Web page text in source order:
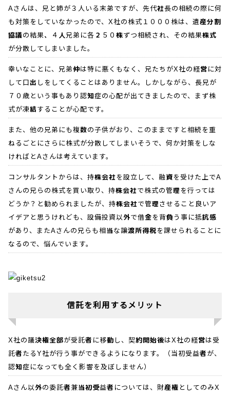
Aさんは、兄と姉が３人いる末弟ですが、先代社長の相続の際に何
も対策をしていなかったので、X社の株式１０００株は、遺産分割
協議の結果、４人兄弟に各２５０株ずつ相続され、その結果株式
が分散してしまいました。
幸いなことに、兄弟仲は特に悪くもなく、兄たちがX社の経営に対
して口出しをしてくることはありません。しかしながら、長兄が
７０歳という事もあり認知症の心配が出てきましたので、まず株
式が凍結することが心配です。
また、他の兄弟にも複数の子供がおり、このままですと相続を重
ねるごとにさらに株式が分散してしまいそうで、何か対策をしな
ければとAさんは考えています。
コンサルタントからは、持株会社を設立して、融資を受けた上でA
さんの兄らの株式を買い取り、持株会社で株式の管理を行っては
どうか？と勧められましたが、持株会社で管理させること良いア
イデアと思うけれども、設備投資以外で借金を背負う事に抵抗感
があり、またAさんの兄らも相当な譲渡所得税を課せられることに
なるので、悩んでいます。
信託を利用するメリット
X社の議決権全部が受託者に移動し、契約開始後はX社の経営は受
託者たるY社が行う事ができるようになります。（当初受益者が、
認知症になっても全く影響を及ぼしません）
Aさん以外の委託者兼当初受益者については、財産権としてのみX